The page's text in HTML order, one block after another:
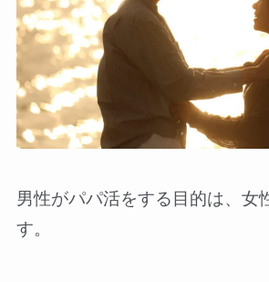
男性がパパ活をする目的は、女
す。